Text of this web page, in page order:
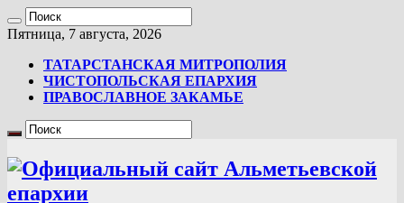
Пятница, 7 августа, 2026
ТАТАРСТАНСКАЯ МИТРОПОЛИЯ
ЧИСТОПОЛЬСКАЯ ЕПАРХИЯ
ПРАВОСЛАВНОЕ ЗАКАМЬЕ